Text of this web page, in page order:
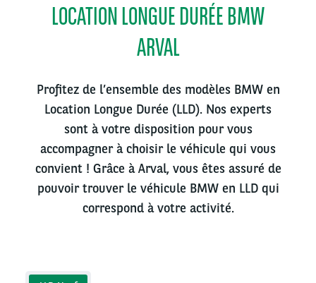
LOCATION LONGUE DURÉE BMW
ARVAL
Profitez de l’ensemble des modèles BMW en
Location Longue Durée (LLD). Nos experts
sont à votre disposition pour vous
accompagner à choisir le véhicule qui vous
convient ! Grâce à Arval, vous êtes assuré de
pouvoir trouver le véhicule BMW en LLD qui
correspond à votre activité.